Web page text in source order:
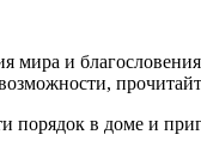
и
порядок в доме и